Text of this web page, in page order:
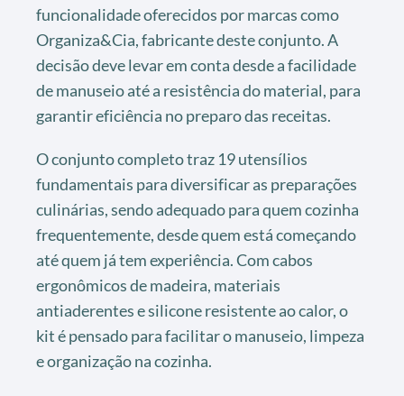
funcionalidade oferecidos por marcas como
Organiza&Cia, fabricante deste conjunto. A
decisão deve levar em conta desde a facilidade
de manuseio até a resistência do material, para
garantir eficiência no preparo das receitas.
O conjunto completo traz 19 utensílios
fundamentais para diversificar as preparações
culinárias, sendo adequado para quem cozinha
frequentemente, desde quem está começando
até quem já tem experiência. Com cabos
ergonômicos de madeira, materiais
antiaderentes e silicone resistente ao calor, o
kit é pensado para facilitar o manuseio, limpeza
e organização na cozinha.